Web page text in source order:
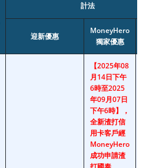
計法
迎新優惠
MoneyHero
獨家優惠
【2025年08
月14日下午
6時至2025
年09月07日
下午6時】，
全新渣打信
用卡客戶經
MoneyHero
成功申請渣